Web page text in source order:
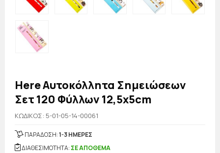
Here Αυτοκόλλητα Σημειώσεων
Σετ 120 Φύλλων 12,5x5cm
KΩΔΙΚΟΣ: 5-01-05-14-00061
ΠΑΡΑΔΟΣΗ:1-3 ΗΜΕΡΕΣ
ΔΙΑΘΕΣΙΜΟΤΗΤΑ: ΣΕ ΑΠΟΘΕΜΑ